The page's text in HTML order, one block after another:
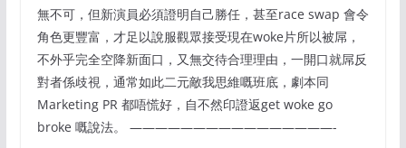
無不可，但新演員必須證明自己勝任，甚至race swap 會令
角色更豐富，才足以說服觀眾接受現在woke片所以被屌，
不外乎完全空降新面口，又無交待合理理由，一開口就屌反
對者係歧視，通常如此二元敵我思維嘅班底，劇本同
Marketing PR 都唔慌好，自不然印證返get woke go
broke 嘅說法。 ————————————————-